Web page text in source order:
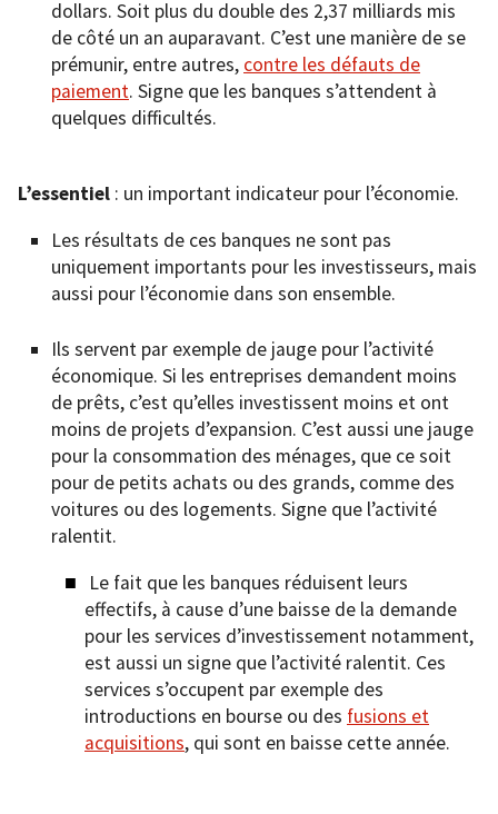
dollars. Soit plus du double des 2,37 milliards mis
de côté un an auparavant. C’est une manière de se
prémunir, entre autres, contre les défauts de
paiement. Signe que les banques s’attendent à
quelques difficultés.
L’essentiel : un important indicateur pour l’économie.
Les résultats de ces banques ne sont pas
uniquement importants pour les investisseurs, mais
aussi pour l’économie dans son ensemble.
Ils servent par exemple de jauge pour l’activité
économique. Si les entreprises demandent moins
de prêts, c’est qu’elles investissent moins et ont
moins de projets d’expansion. C’est aussi une jauge
pour la consommation des ménages, que ce soit
pour de petits achats ou des grands, comme des
voitures ou des logements. Signe que l’activité
ralentit.
Le fait que les banques réduisent leurs
effectifs, à cause d’une baisse de la demande
pour les services d’investissement notamment,
est aussi un signe que l’activité ralentit. Ces
services s’occupent par exemple des
introductions en bourse ou des fusions et
acquisitions, qui sont en baisse cette année.